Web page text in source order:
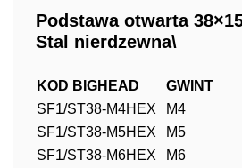
Podstawa otwarta
Stal nierdzewna\
KOD BIGHEAD
GWINT
SF1/ST38-M4HEX
M4
SF1/ST38-M5HEX
M5
SF1/ST38-M6HEX
M6